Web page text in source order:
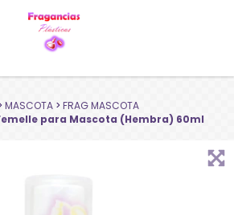
MASCOTA >FRAG MASCOTA
para Mascota (Hembra) 60ml